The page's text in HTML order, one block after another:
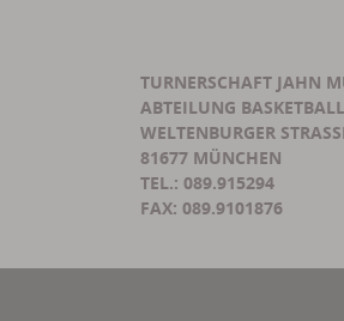
TURNERSCHAFT JAHN
ABTEILUNG BASKETBALL
WELTENBURGER
81677 MÜNCHEN
TEL.: 089.915294
FAX: 089.9101876